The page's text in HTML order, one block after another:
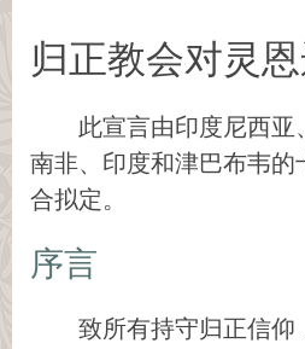
归正教会对灵
此宣言由印度尼西亚
南非、印度和津巴布韦的
合拟定。
序言
致所有持守归正信仰